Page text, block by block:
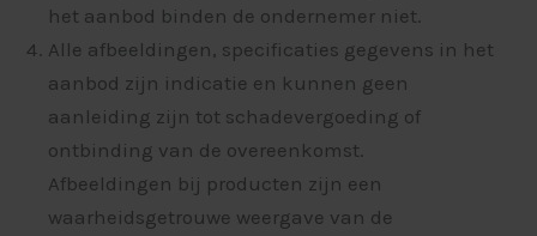
het aanbod binden de ondernemer niet.
Alle afbeeldingen, specificaties gegevens in het
aanbod zijn indicatie en kunnen geen
aanleiding zijn tot schadevergoeding of
ontbinding van de overeenkomst.
Afbeeldingen bij producten zijn een
waarheidsgetrouwe weergave van de